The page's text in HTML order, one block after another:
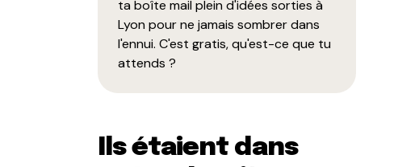
ta boîte mail plein d'idées sorties à
Lyon pour ne jamais sombrer dans
l'ennui. C'est gratis, qu'est-ce que tu
attends ?
Ils étaient dans